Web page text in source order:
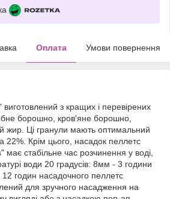
Оплата Умови повернення
з кращих і перевірених
борошно, кров'яне борошно,
жир. Ці гранули мають оптимальний
22%. Крім цього, насадок пеллетс
стабільне час розчинення у воді,
води 20 градусів: 8мм - 3 години
годин насадочного пеллетс
для зручного насадження на